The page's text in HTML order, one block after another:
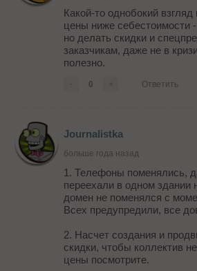
Какой-то однобокий
цены ниже себестоимости
но делать скидки и
заказчикам, даже не в
полезно.
0 Ответить
Journalistka
больше года назад
1. Телефоны поменялись,
переехали в одном здании
домен не поменялся с
Всех предупредили, все
2. Насчет создания и
скидки, чтобы коллектив
цены посмотрите.